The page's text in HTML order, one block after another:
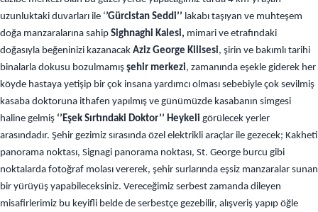
uzunluktaki duvarları ile ‘’Gürcistan Seddi’’ lakabı taşıyan ve muhteşem
doğa manzaralarına sahip Sighnaghi Kalesi, mimari ve etrafındaki
doğasıyla beğeninizi kazanacak Aziz George Kilisesi, şirin ve bakımlı tarihi
binalarla dokusu bozulmamış şehir merkezi, zamanında eşekle giderek her
köyde hastaya yetişip bir çok insana yardımcı olması sebebiyle çok sevilmiş
kasaba doktoruna ithafen yapılmış ve günümüzde kasabanın simgesi
haline gelmiş ‘’Eşek Sırtındaki Doktor’’ Heykeli görülecek yerler
arasındadır. Şehir gezimiz sırasında özel elektrikli araçlar ile gezecek; Kakheti
panorama noktası, Signagi panorama noktası, St. George burcu gibi
noktalarda fotoğraf molası vererek, şehir surlarında eşsiz manzaralar sunan
bir yürüyüş yapabileceksiniz. Vereceğimiz serbest zamanda dileyen
misafirlerimiz bu keyifli belde de serbestçe gezebilir, alışveriş yapıp öğle